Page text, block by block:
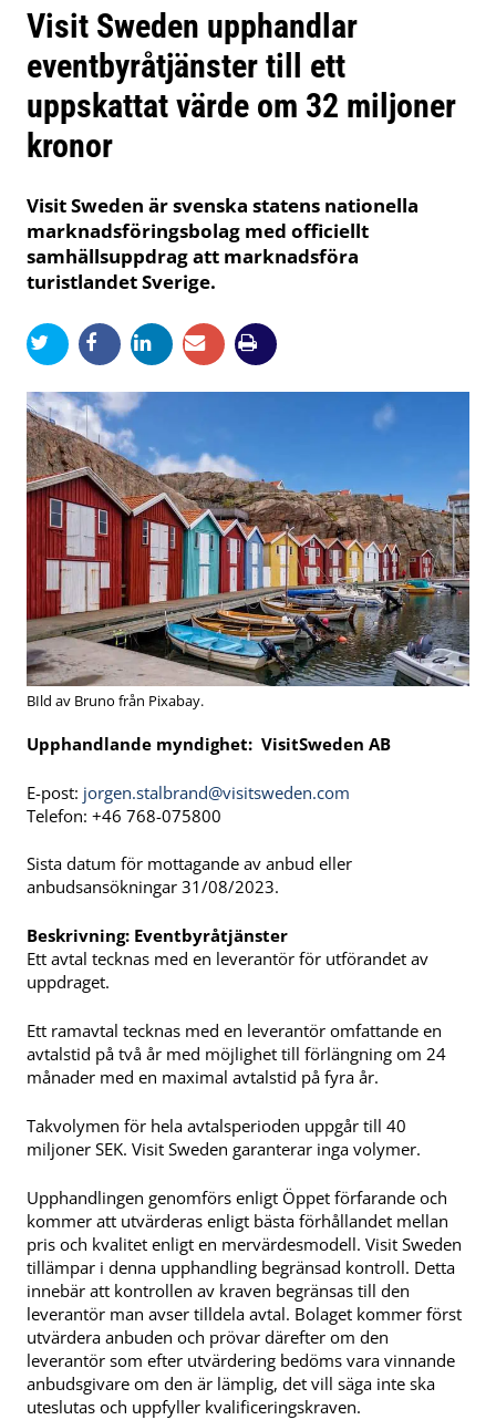
Visit Sweden upphandlar
eventbyråtjänster till ett
uppskattat värde om 32 miljoner
kronor
Visit Sweden är svenska statens nationella
marknadsföringsbolag med officiellt
samhällsuppdrag att marknadsföra
turistlandet Sverige.
BIld av Bruno från Pixabay.
Upphandlande myndighet: VisitSweden AB
E-post: jorgen.stalbrand@visitsweden.com
Telefon: +46 768-075800
Sista datum för mottagande av anbud eller
anbudsansökningar 31/08/2023.
Beskrivning: Eventbyråtjänster
Ett avtal tecknas med en leverantör för utförandet av
uppdraget.
Ett ramavtal tecknas med en leverantör omfattande en
avtalstid på två år med möjlighet till förlängning om 24
månader med en maximal avtalstid på fyra år.
Takvolymen för hela avtalsperioden uppgår till 40
miljoner SEK. Visit Sweden garanterar inga volymer.
Upphandlingen genomförs enligt Öppet förfarande och
kommer att utvärderas enligt bästa förhållandet mellan
pris och kvalitet enligt en mervärdesmodell. Visit Sweden
tillämpar i denna upphandling begränsad kontroll. Detta
innebär att kontrollen av kraven begränsas till den
leverantör man avser tilldela avtal. Bolaget kommer först
utvärdera anbuden och prövar därefter om den
leverantör som efter utvärdering bedöms vara vinnande
anbudsgivare om den är lämplig, det vill säga inte ska
uteslutas och uppfyller kvalificeringskraven.